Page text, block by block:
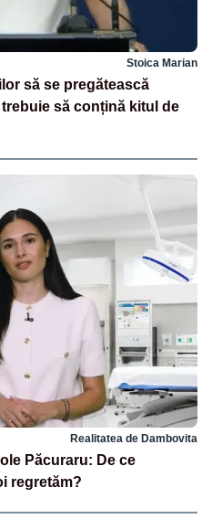
Stoica Marian
să se pregătească
să conțină kitul de
Realitatea de Dambovita
Păcuraru: De ce
regretăm?